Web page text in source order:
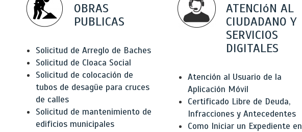
OBRAS
PUBLICAS
Solicitud de Arreglo de Baches
Solicitud de Cloaca Social
Solicitud de colocación de
tubos de desagüe para cruces
de calles
Solicitud de mantenimiento de
edificios municipales
ATENCIóN AL
CIUDADANO Y
SERVICIOS
DIGITALES
Atención al Usuario de la
Aplicación Móvil
Certificado Libre de Deuda,
Infracciones y Antecedentes
Como Iniciar un Expediente en